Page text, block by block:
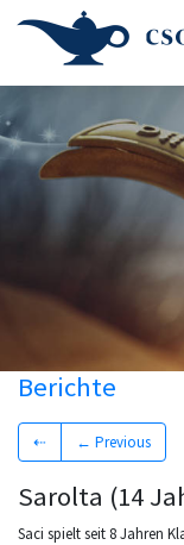
Berichte
⇠ ← Previous
Sarolta (14
Saci spielt seit 8 Jahren